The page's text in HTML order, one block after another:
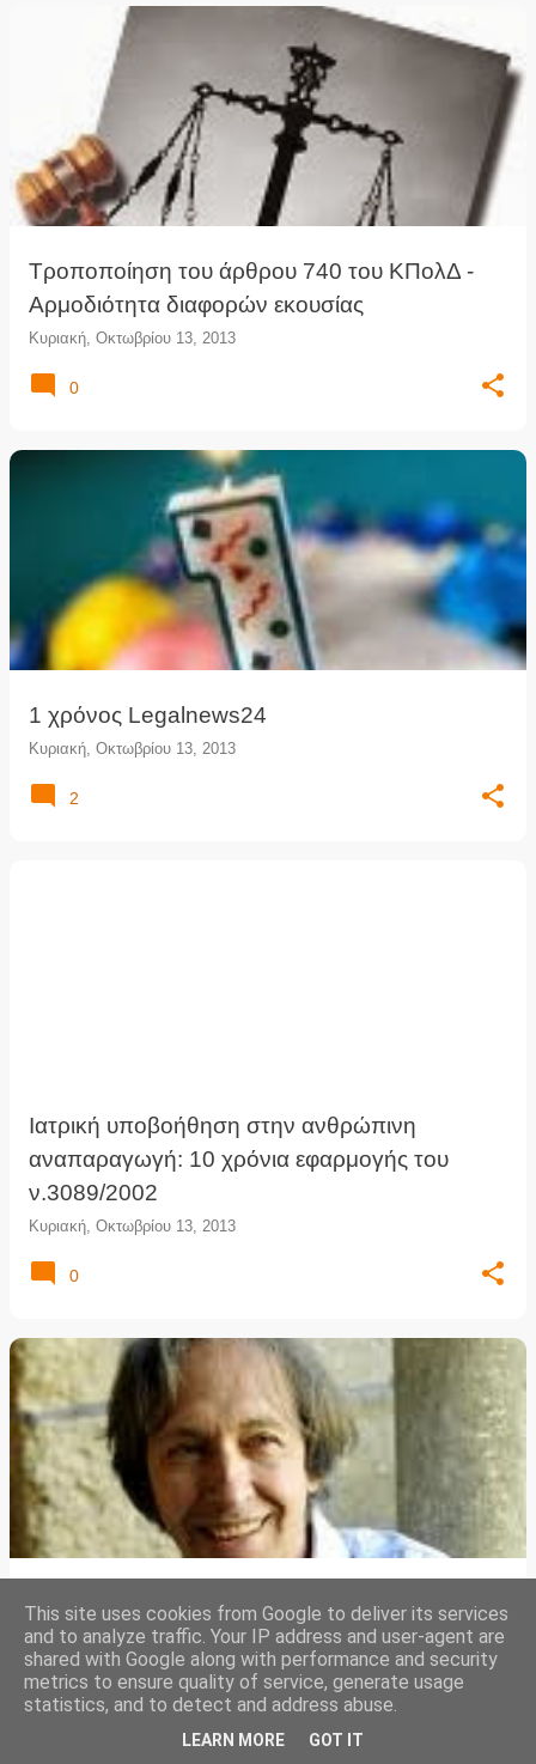
Τροποποίηση του άρθρου 740 του ΚΠολΔ -
Αρμοδιότητα διαφορών εκουσίας
Κυριακή, Οκτωβρίου 13, 2013
0
1 χρόνος Legalnews24
Κυριακή, Οκτωβρίου 13, 2013
2
Ιατρική υποβοήθηση στην ανθρώπινη
αναπαραγωγή: 10 χρόνια εφαρμογής του
ν.3089/2002
Κυριακή, Οκτωβρίου 13, 2013
0
H παρηγοριά του μέλλοντος απέναντι στη
θλίψη του παρόντος
Κυριακή, Οκτωβρίου 13, 2013
This site uses cookies from Google to deliver its services
and to analyze traffic. Your IP address and user-agent are
shared with Google along with performance and security
metrics to ensure quality of service, generate usage
statistics, and to detect and address abuse.
LEARN MORE GOT IT